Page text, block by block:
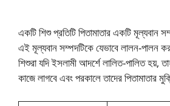
একটি শিশু প্রতিটি পিতামাতার একটি মূল্যবান
এই মূল্যবান সম্পদটিকে যেভাবে লালন-পালন
শিশুরা যদি ইসলামী আদর্শে লালিত-পালিত হয়,
কাজে লাগবে এবং পরকালে তাদের পিতামাতার